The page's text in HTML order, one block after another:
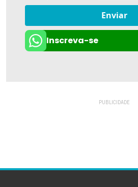
Enviar
Inscreva-se